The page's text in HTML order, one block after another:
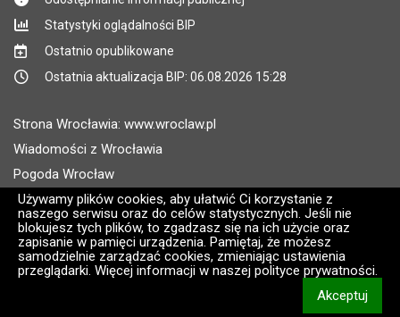
Używamy plików cookies, aby ułatwić Ci korzystanie z
naszego serwisu oraz do celów statystycznych. Jeśli nie
blokujesz tych plików, to zgadzasz się na ich użycie oraz
zapisanie w pamięci urządzenia. Pamiętaj, że możesz
samodzielnie zarządzać cookies, zmieniając ustawienia
przeglądarki. Więcej informacji w naszej polityce prywatności.
Akceptuj
Statystyki oglądalności BIP
Ostatnio opublikowane
Ostatnia aktualizacja BIP: 06.08.2026 15:28
Strona Wrocławia: www.wroclaw.pl
Wiadomości z Wrocławia
Pogoda Wrocław
Rozkłady jazdy MPK Wrocław
Administratorem wroclaw.pl jest: ARAW
Wersja systemu: 2.8.30.09